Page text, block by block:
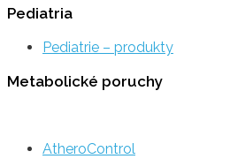
Pediatria
Pediatrie – produkty
Metabolické poruchy
AtheroControl